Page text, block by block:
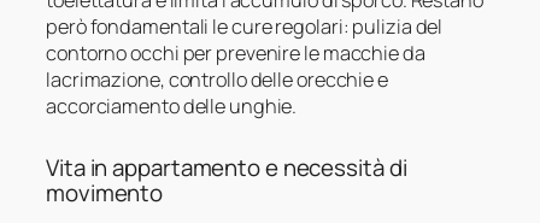
però fondamentali le cure regolari: pulizia del
contorno occhi per prevenire le macchie da
lacrimazione, controllo delle orecchie e
accorciamento delle unghie.
Vita in appartamento e necessità di
movimento